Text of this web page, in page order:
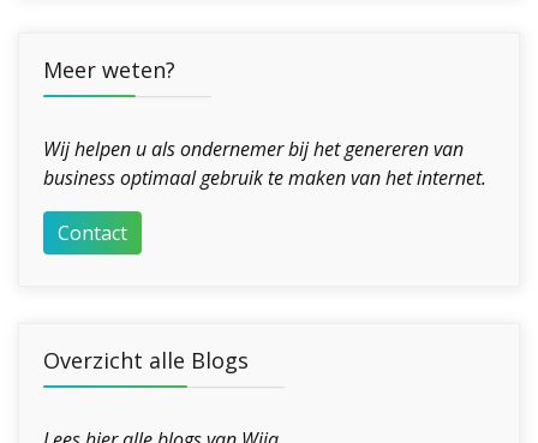
Meer weten?
Wij helpen u als ondernemer bij het genereren van
business optimaal gebruik te maken van het internet.
Contact
Overzicht alle Blogs